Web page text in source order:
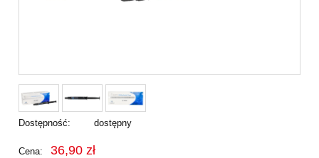
Dostępność: dostępny
Cena: 36,90 zł